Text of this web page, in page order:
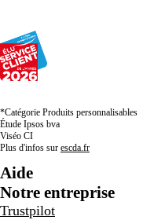
*Catégorie Produits personnalisables
Étude Ipsos bva
Viséo CI
Plus d'infos sur escda.fr
Aide
Notre entreprise
Trustpilot